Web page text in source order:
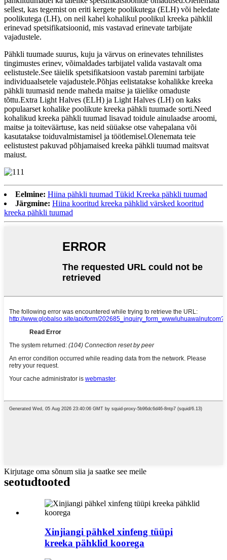
sellest, kas tegemist on eriti kergete poolikutega (ELH) või heledate
poolikutega (LH), on neil kahel kohalikul poolikul kreeka pähklil
erinevad spetsifikatsioonid, mis vastavad erinevate tarbijate
vajadustele.
Pähkli tuumade suurus, kuju ja värvus on erinevates tehnilistes
tingimustes erinev, võimaldades tarbijatel valida vastavalt oma
eelistustele.See täielik spetsifikatsioon vastab paremini tarbijate
individuaalsetele vajadustele.Põhjas eelistatakse kohalikke kreeka
pähkli tuumasid nende maheda maitse ja täielike omaduste
tõttu.Extra Light Halves (ELH) ja Light Halves (LH) on kaks
populaarset kohalike poolikute kreeka pähkli tuumade sorti.Need
kohalikud kreeka pähkli tuumad lisavad toidule ainulaadse aroomi,
maitse ja toiteväärtuse, kas neid süüakse otse vahepalana või
kasutatakse toiduvalmistamisel ja töötlemisel.Olenemata teie
eelistustest pakuvad põhjamaised kreeka pähkli tuumad maitsvat
maiust.
Eelmine: Hiina pähkli tuumad Tükid Kreeka pähkli tuumad
Järgmine: Hiina kooritud kreeka pähklid värsked kooritud
kreeka pähkli tuumad
Kirjutage oma sõnum siia ja saatke see meile
seotudtooted
Xinjiangi pähkel xinfeng tüüpi
kreeka pähklid koorega